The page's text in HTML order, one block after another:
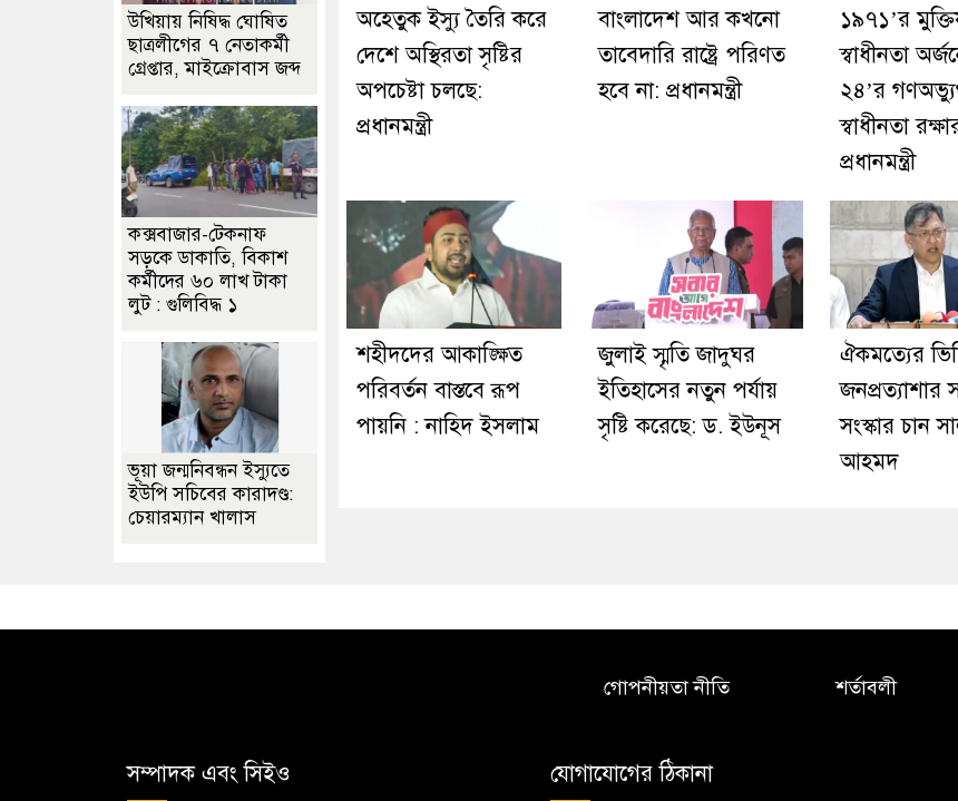
অহেতুক ইস্যু তৈরি করে
দেশে অস্থিরতা সৃষ্টির
অপচেষ্টা চলছে:
প্রধানমন্ত্রী
বাংলাদেশ আর কখনো
তাবেদারি রাষ্ট্রে পরিণত
হবে না: প্রধানমন্ত্রী
১৯৭১’র
স্বাধীনতা
২৪’র
স্বাধীনতা
প্রধানমন্ত্রী
শহীদদের আকাঙ্ক্ষিত
পরিবর্তন বাস্তবে রূপ
পায়নি : নাহিদ ইসলাম
জুলাই স্মৃতি জাদুঘর
ইতিহাসের নতুন পর্যায়
সৃষ্টি করেছে: ড. ইউনূস
ঐকমত্যের
জনপ্রত্যাশার
সংস্কার চান
আহমদ
উখিয়ায় নিষিদ্ধ ঘোষিত
ছাত্রলীগের ৭ নেতাকর্মী
গ্রেপ্তার, মাইক্রোবাস জব্দ
কক্সবাজার-টেকনাফ
সড়কে ডাকাতি, বিকাশ
কর্মীদের ৬০ লাখ টাকা
লুট : গুলিবিদ্ধ ১
ভূয়া জন্মনিবন্ধন ইস্যুতে
ইউপি সচিবের কারাদণ্ড:
চেয়ারম্যান খালাস
গোপনীয়তা নীতি শর্তাবলী
সম্পাদক এবং সিইও যোগাযোগের ঠিকানা